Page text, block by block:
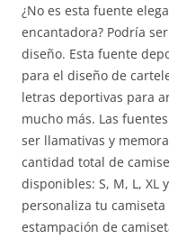
¿No es esta fuente
encantadora? Podría
diseño. Esta fuente
para el diseño de
letras deportivas para
mucho más. Las
ser llamativas y
cantidad total de
disponibles: S, M, L, XL
personaliza tu
estampación de